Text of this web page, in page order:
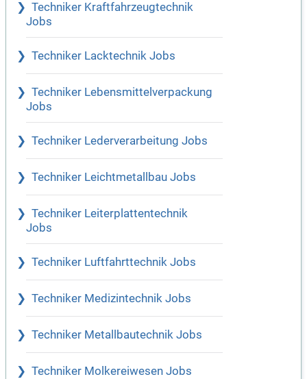
Techniker Kraftfahrzeugtechnik
Jobs
Techniker Lacktechnik Jobs
Techniker Lebensmittelverpackung
Jobs
Techniker Lederverarbeitung Jobs
Techniker Leichtmetallbau Jobs
Techniker Leiterplattentechnik
Jobs
Techniker Luftfahrttechnik Jobs
Techniker Medizintechnik Jobs
Techniker Metallbautechnik Jobs
Techniker Molkereiwesen Jobs